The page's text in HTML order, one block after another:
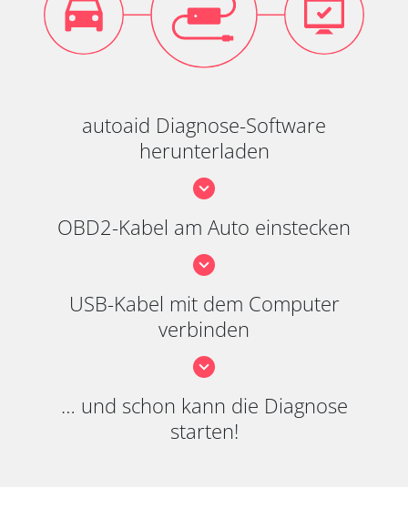
autoaid Diagnose-Software
herunterladen
OBD2-Kabel am Auto einstecken
USB-Kabel mit dem Computer
verbinden
… und schon kann die Diagnose
starten!